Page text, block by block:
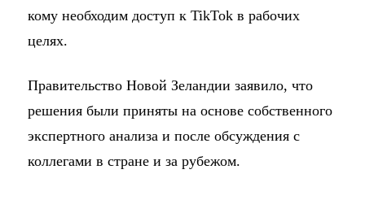
кому необходим доступ к TikTok в рабочих
целях.
Правительство Новой Зеландии заявило, что
решения были приняты на основе собственного
экспертного анализа и после обсуждения с
коллегами в стране и за рубежом.